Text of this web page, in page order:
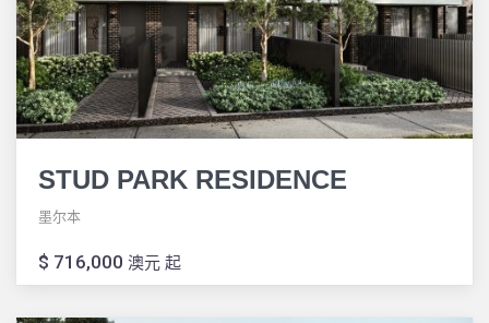
STUD PARK RESIDENCE
墨尔本
$ 716,000 澳元 起